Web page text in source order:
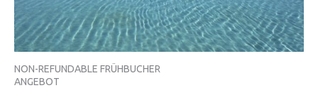
NON-REFUNDABLE FRÜHBUCHER
ANGEBOT